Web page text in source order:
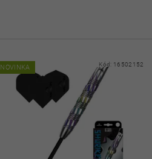
NOVINKA Kód: 16502152